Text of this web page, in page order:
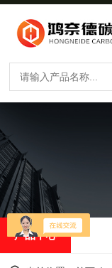
产品中心